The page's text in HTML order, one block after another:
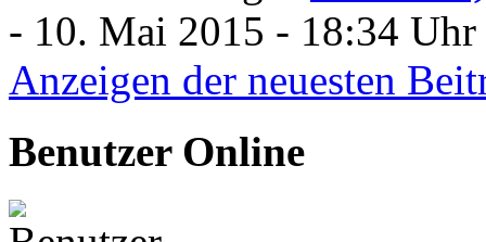
- 10. Mai 2015 - 18:34 Uhr
Anzeigen der neuesten
Benutzer Online